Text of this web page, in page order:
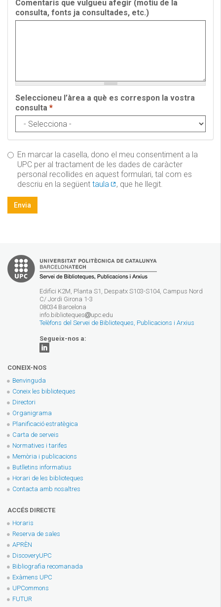
Comentaris que vulgueu afegir (motiu de la
consulta, fonts ja consultades, etc.)
Seleccioneu l’àrea a què es correspon la vostra
consulta *
En marcar la casella, dono el meu consentiment a la
UPC per al tractament de les dades de caràcter
personal recollides en aquest formulari, tal com es
descriu en la següent taula
, que he llegit.
Envia
Edifici K2M, Planta S1, Despatx S103-S104, Campus Nord
C/ Jordi Girona 1-3
08034 Barcelona
info.biblioteques
upc.edu
Telèfons del Servei de Biblioteques, Publicacions i Arxius
Segueix-nos a:
CONEIX-NOS
Benvinguda
Coneix les biblioteques
Directori
Organigrama
Planificació estratègica
Carta de serveis
Normatives i tarifes
Memòria i publicacions
Butlletins informatius
Horari de les biblioteques
Contacta amb nosaltres
ACCÉS DIRECTE
Horaris
Reserva de sales
APRÈN
DiscoveryUPC
Bibliografia recomanada
Exàmens UPC
UPCommons
FUTUR